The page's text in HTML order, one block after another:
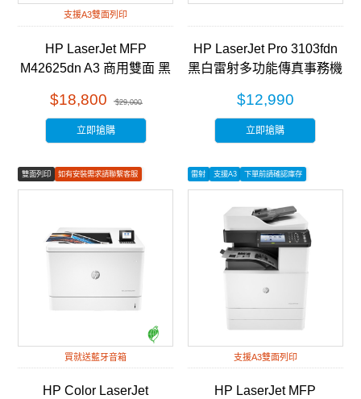
支援A3雙面列印
HP LaserJet MFP
M42625dn A3 商用雙面 黑
(8AF52A)
$18,800 $29,000
立即搶購
HP LaserJet Pro 3103fdn
黑白雷射多功能傳真事務機
$12,990
立即搶購
雙面列印
如有安裝需求請聯繫客服
彩色列印
買就送藍牙音箱
HP Color LaserJet
雷射 支援A3 下單前請確認庫存
支援A3雙面列印
HP LaserJet MFP